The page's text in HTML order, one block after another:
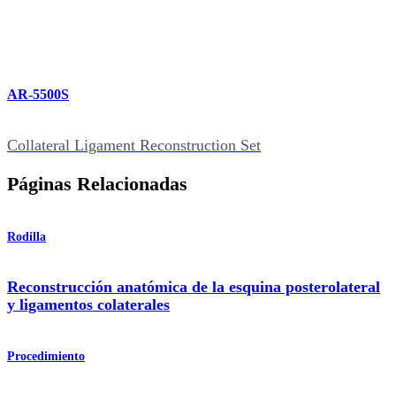
AR-5500S
Collateral Ligament Reconstruction Set
Páginas Relacionadas
Rodilla
Reconstrucción anatómica de la esquina posterolateral
y ligamentos colaterales
Procedimiento